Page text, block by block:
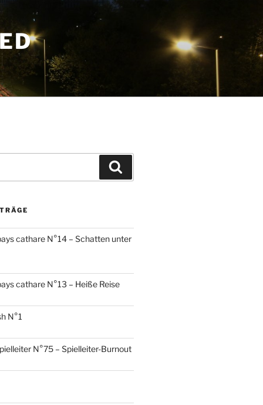
cathare N°14 – Schatten unter
cathare N°13 – Heiße Reise
N°1
N°75 – Spielleiter-Burnout